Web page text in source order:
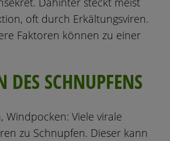
oft durch Erkältungsviren.
Faktoren können zu einer
DES SCHNUPFENS
Windpocken: Viele virale
zu Schnupfen. Dieser kann